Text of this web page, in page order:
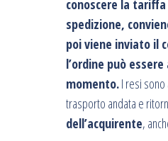
conoscere la
spedizione,
poi viene inviato il
l’ordine può
momento.I resi
trasporto andata e
dell’acquirente,